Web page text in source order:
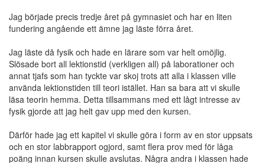
Jag började precis tredje året på gymnasiet och har en liten
fundering angående ett ämne jag läste förra året.
Jag läste då fysik och hade en lärare som var helt omöjlig.
Slösade bort all lektionstid (verkligen all) på laborationer och
annat tjafs som han tyckte var skoj trots att alla i klassen ville
använda lektionstiden till teori istället. Han sa bara att vi skulle
läsa teorin hemma. Detta tillsammans med ett lågt intresse av
fysik gjorde att jag helt gav upp med den kursen.
Därför hade jag ett kapitel vi skulle göra i form av en stor uppsats
och en stor labbrapport ogjord, samt flera prov med för låga
poäng innan kursen skulle avslutas. Några andra i klassen hade